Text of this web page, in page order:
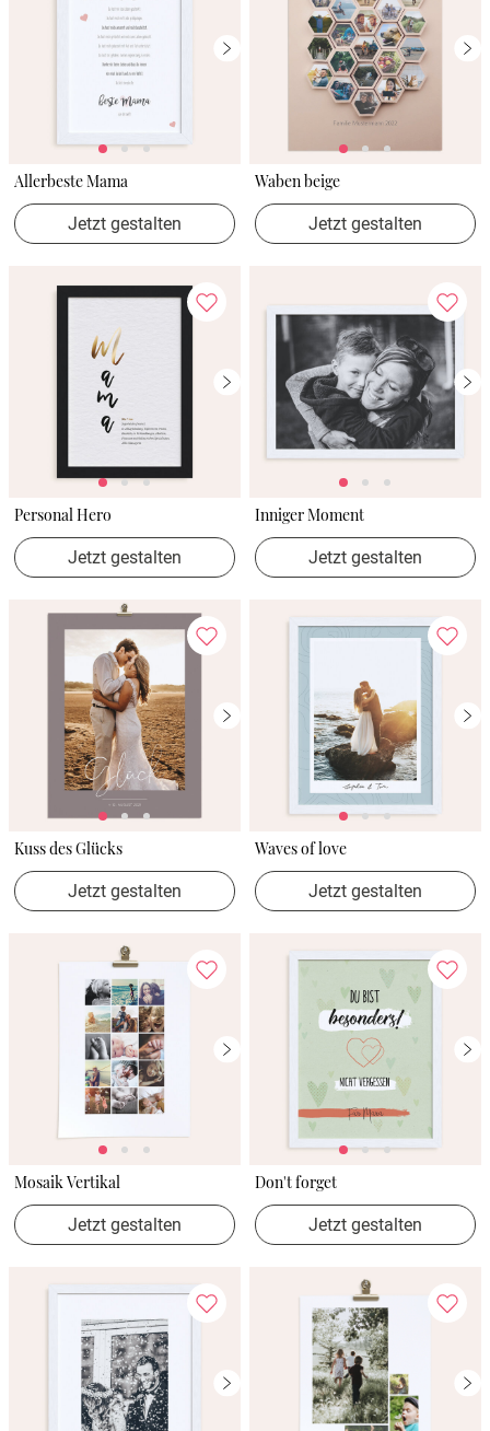
Allerbeste Mama
Jetzt gestalten
Waben beige
Jetzt gestalten
Personal Hero
Jetzt gestalten
Inniger Moment
Jetzt gestalten
Kuss des Glücks
Jetzt gestalten
Waves of love
Jetzt gestalten
Mosaik Vertikal
Jetzt gestalten
Don't forget
Jetzt gestalten